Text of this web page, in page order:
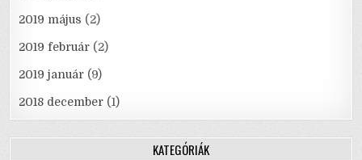
2019 május (2)
2019 február (2)
2019 január (9)
2018 december (1)
KATEGÓRIÁK